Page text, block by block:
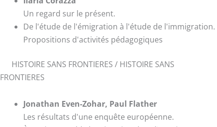
Un regard sur le présent.
De l'étude de l'émigration à l'étude de l'immigration.
Propositions d'activités pédagogiques
HISTOIRE SANS FRONTIERES / HISTOIRE SANS
FRONTIERES
Jonathan Even-Zohar, Paul Flather
Les résultats d'une enquête européenne.